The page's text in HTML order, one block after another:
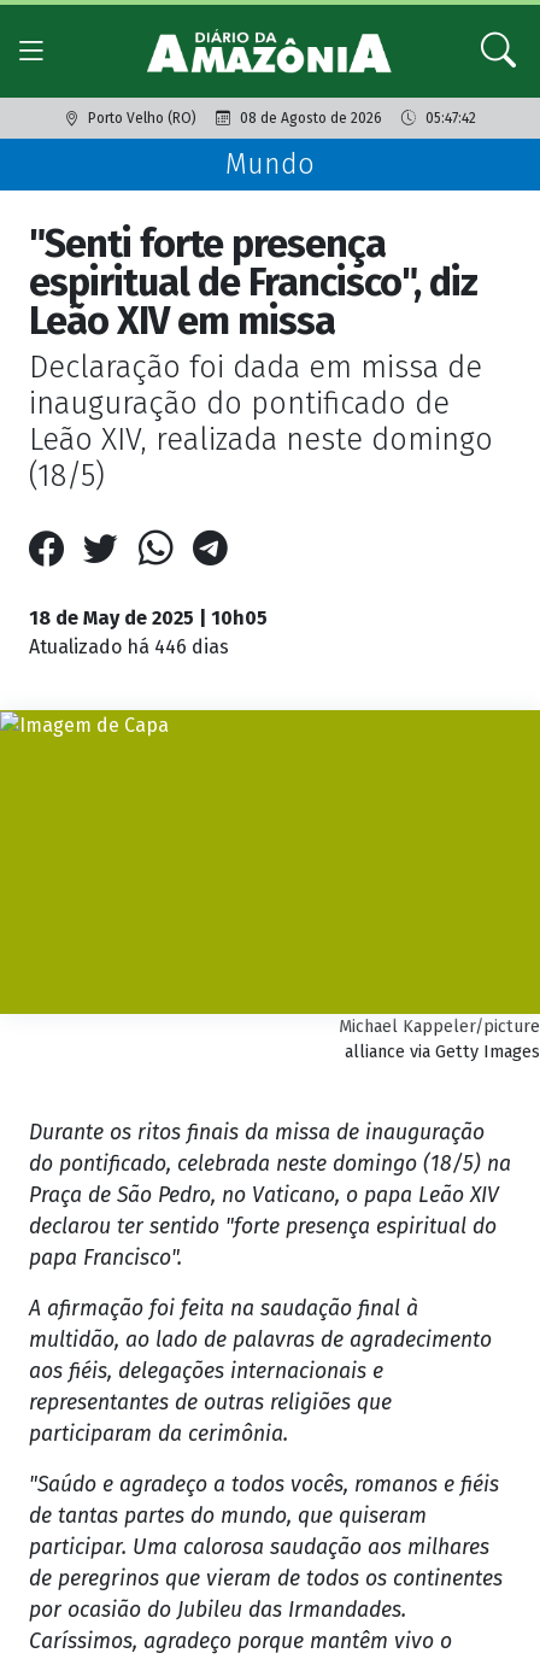
Porto Velho (RO) 08 de Agosto de 2026 05:47:42
Mundo
"Senti forte presença
espiritual de Francisco", diz
Leão XIV em missa
Declaração foi dada em missa de
inauguração do pontificado de
Leão XIV, realizada neste domingo
(18/5)
18 de May de 2025 | 10h05
Atualizado há 446 dias
Michael Kappeler/picture
alliance via Getty Images
Durante os ritos finais da missa de inauguração
do pontificado, celebrada neste domingo (18/5) na
Praça de São Pedro, no Vaticano, o papa Leão XIV
declarou ter sentido "forte presença espiritual do
papa Francisco".
A afirmação foi feita na saudação final à
multidão, ao lado de palavras de agradecimento
aos fiéis, delegações internacionais e
representantes de outras religiões que
participaram da cerimônia.
"Saúdo e agradeço a todos vocês, romanos e fiéis
de tantas partes do mundo, que quiseram
participar. Uma calorosa saudação aos milhares
de peregrinos que vieram de todos os continentes
por ocasião do Jubileu das Irmandades.
Caríssimos, agradeço porque mantêm vivo o